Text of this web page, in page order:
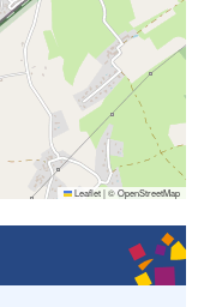
Leaflet|©OpenStreetMap